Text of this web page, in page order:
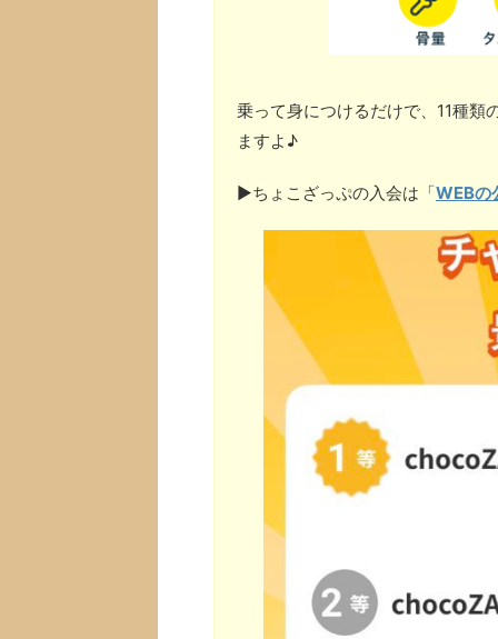
乗って身につけるだけで、11種類
ますよ♪
▶︎ちょこざっぷの入会は「WEBの